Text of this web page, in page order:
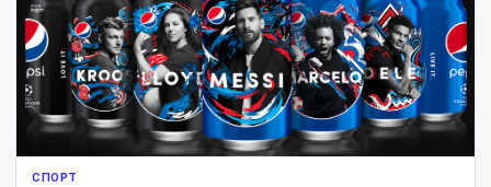
СПОРТ